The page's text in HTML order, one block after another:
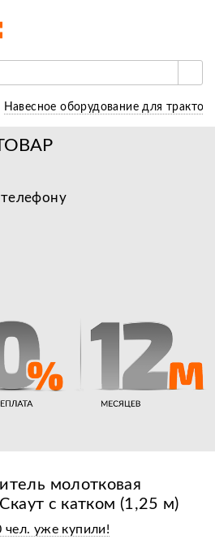
Навесное оборудование для
молотковая
с катком (1,25 м)
чел. уже купили!